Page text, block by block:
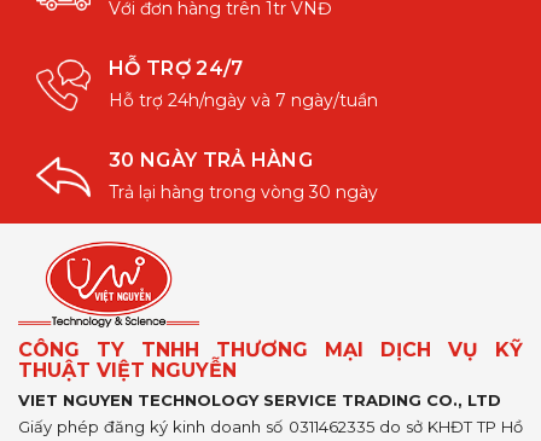
Với đơn hàng trên 1tr VNĐ
HỖ TRỢ 24/7
Hỗ trợ 24h/ngày và 7 ngày/tuần
30 NGÀY TRẢ HÀNG
Trả lại hàng trong vòng 30 ngày
CÔNG TY TNHH THƯƠNG MẠI DỊCH VỤ KỸ
THUẬT VIỆT NGUYỄN
VIET NGUYEN TECHNOLOGY SERVICE TRADING CO., LTD
Giấy phép đăng ký kinh doanh số 0311462335 do sở KHĐT TP Hồ